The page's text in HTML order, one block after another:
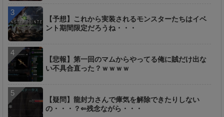
【予想】これから実装されるモンスターたちはイベ
ント期間限定だろうね・・・
【悲報】第一回のマムからやってる俺に賊だけ出な
い不具合直った？ｗｗｗｗ
【疑問】龍封力さんで瘴気を解除できたりしない
の・・・？⇐残念ながら・・・